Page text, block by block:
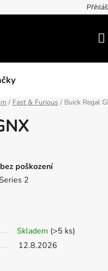
/ Fast & Furious / Buick Regal
poškození
2
Skladem (>5 ks)
12.8.2026